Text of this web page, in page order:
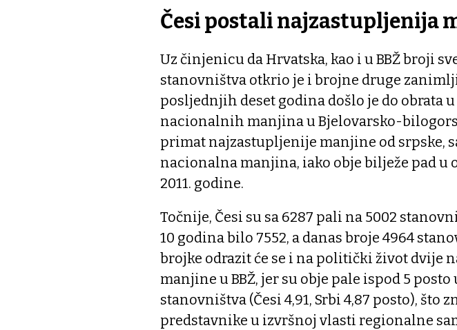
Česi postali najzastupljenija
Uz činjenicu da Hrvatska, kao i u BBŽ broji
stanovništva otkrio je i brojne druge
posljednjih deset godina došlo je do obrata
nacionalnih manjina u Bjelovarsko-
primat najzastupljenije manjine od srpske,
nacionalna manjina, iako obje bilježe pad u
2011. godine.
Točnije, Česi su sa 6287 pali na 5002
10 godina bilo 7552, a danas broje 4964
brojke odrazit će se i na politički život dvije
manjine u BBŽ, jer su obje pale ispod 5
stanovništva (Česi 4,91, Srbi 4,87 posto), što
predstavnike u izvršnoj vlasti regionalne